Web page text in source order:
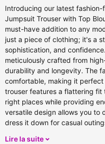
Introducing our latest
Jumpsuit Trouser with Top
must-have addition to any
just a piece of clothing; it's a
sophistication, and
meticulously crafted from
durability and longevity. The
comfortable, making it
trouser features a flattering fit
right places while providing
versatile design allows you to
dress it down for casual
Lire la suite